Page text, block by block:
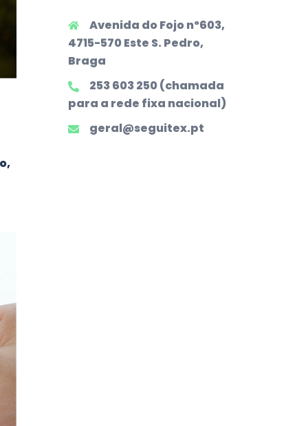
Avenida do Fojo nº603,
4715-570 Este S. Pedro,
Braga
253 603 250 (chamada
para a rede fixa nacional)
geral@seguitex.pt